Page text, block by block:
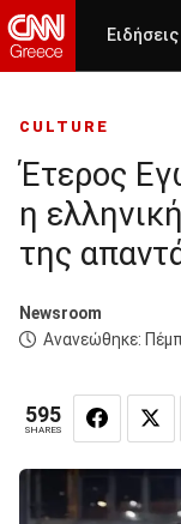
Ειδήσεις
CULTURE
Έτερος
η
της
Newsroom
Ανανεώθηκε:
595
SHARES